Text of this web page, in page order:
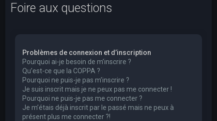
Foire aux questions
Problèmes de connexion et d’inscription
Pourquoi ai-je besoin de m’inscrire ?
Qu’est-ce que la COPPA ?
Pourquoi ne puis-je pas m’inscrire ?
Je suis inscrit mais je ne peux pas me connecter !
Pourquoi ne puis-je pas me connecter ?
Je m’étais déjà inscrit par le passé mais ne peux à
présent plus me connecter ?!